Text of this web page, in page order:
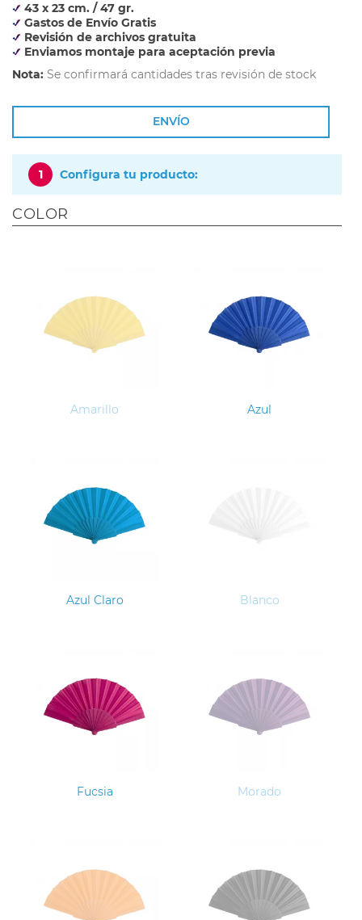
43 x 23 cm. / 47 gr.
Gastos de Envío Gratis
Revisión de archivos gratuita
Enviamos montaje para aceptación previa
Nota: Se confirmará cantidades tras revisión de stock
ENVÍO
1 Configura tu producto:
COLOR
Amarillo Azul
Azul Claro Blanco
Fucsia Morado